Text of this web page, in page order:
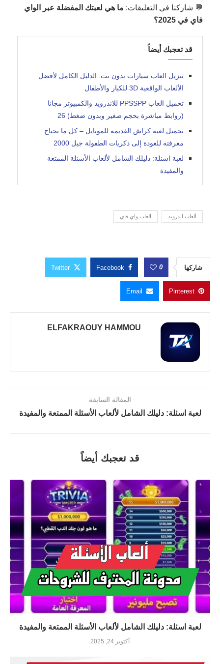
💬 شاركنا في التعليقات: ما هي لعبتك المفضلة عبر الواي
فاي في 2025؟
قد تعجبك أيضاً
تنزيل العاب سيارات بدون نت: الدليل الكامل لأفضل
الألعاب الواقعية 3D للكبار والأطفال
تحميل العاب PPSSPP للاندرويد والكمبيوتر مجانا
(روابط مباشرة بحجم صغير وبدون ضغط) 26
تحميل لعبة كراش القديمة للموبايل – كل ما تحتاج
معرفته للعودة إلى ذكريات الطفولة جيل 2000
لعبة اسئلة: دليلك الشامل لألعاب الأسئلة الممتعة
والمفيدة
ألعاب اندرويد العاب واي فاي
شاركها 0
Facebook
Twitter
Pinterest
Email
ELFAKRAOUY HAMMOU
المقالة السابقة
لعبة اسئلة: دليلك الشامل لألعاب الأسئلة الممتعة والمفيدة
قد تعجبك أيضاً
لعبة اسئلة: دليلك الشامل لألعاب الأسئلة الممتعة والمفيدة
أكتوبر 24, 2025